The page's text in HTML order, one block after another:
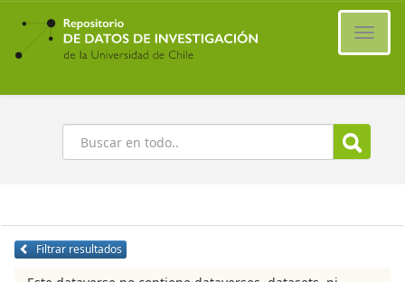
Ir
contenido
principal
Buscar
Filtrar resultados